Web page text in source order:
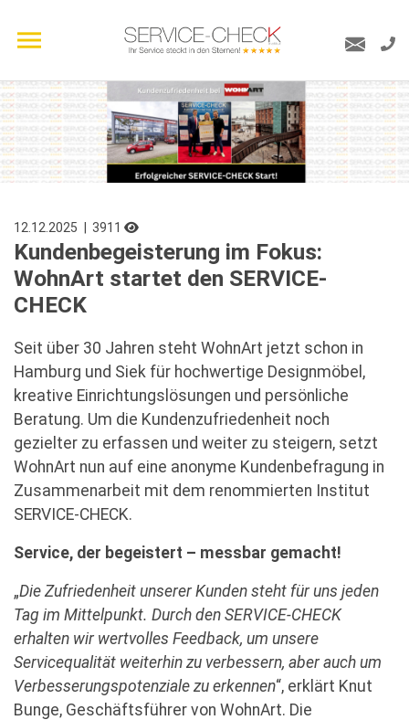
12.12.2025 | 3911
Kundenbegeisterung im Fokus:
WohnArt startet den SERVICE-
CHECK
Seit über 30 Jahren steht WohnArt jetzt schon in
Hamburg und Siek für hochwertige Designmöbel,
kreative Einrichtungslösungen und persönliche
Beratung. Um die Kundenzufriedenheit noch
gezielter zu erfassen und weiter zu steigern, setzt
WohnArt nun auf eine anonyme Kundenbefragung in
Zusammenarbeit mit dem renommierten Institut
SERVICE-CHECK.
Service, der begeistert – messbar gemacht!
„Die Zufriedenheit unserer Kunden steht für uns jeden
Tag im Mittelpunkt. Durch den SERVICE-CHECK
erhalten wir wertvolles Feedback, um unsere
Servicequalität weiterhin zu verbessern, aber auch um
Verbesserungspotenziale zu erkennen“, erklärt Knut
Bunge, Geschäftsführer von WohnArt. Die